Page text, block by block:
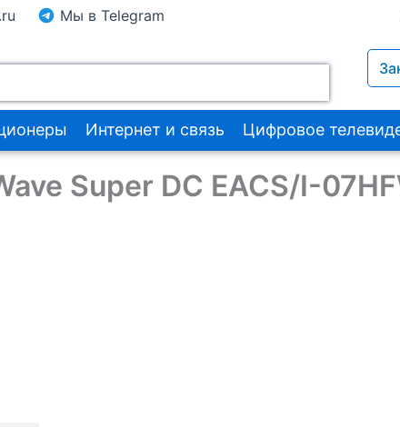
Мы в Telegram
Интернет и связь Цифровое
Super DC EACS/I-
Fusion
Wave
Super